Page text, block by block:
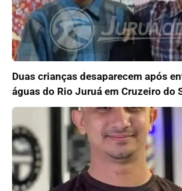
Duas crianças desaparecem após
águas do Rio Juruá em Cruzeiro do